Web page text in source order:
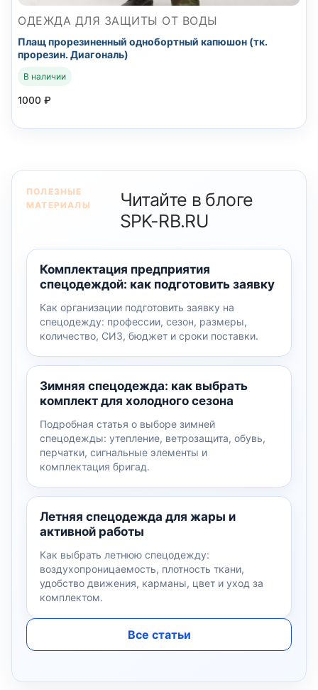
ОДЕЖДА ДЛЯ ЗАЩИТЫ ОТ ВОДЫ
Плащ прорезиненный однобортный капюшон (тк.
прорезин. Диагональ)
В наличии
1000 ₽
ПОЛЕЗНЫЕ
МАТЕРИАЛЫ
Читайте в блоге
SPK-RB.RU
Комплектация предприятия
спецодеждой: как подготовить заявку
Как организации подготовить заявку на
спецодежду: профессии, сезон, размеры,
количество, СИЗ, бюджет и сроки поставки.
Зимняя спецодежда: как выбрать
комплект для холодного сезона
Подробная статья о выборе зимней
спецодежды: утепление, ветрозащита, обувь,
перчатки, сигнальные элементы и
комплектация бригад.
Летняя спецодежда для жары и
активной работы
Как выбрать летнюю спецодежду:
воздухопроницаемость, плотность ткани,
удобство движения, карманы, цвет и уход за
комплектом.
Все статьи